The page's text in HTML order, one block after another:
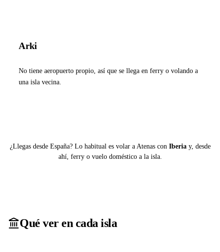
Arki
No tiene aeropuerto propio, así que se llega en ferry o volando a
una isla vecina.
¿Llegas desde España? Lo habitual es volar a Atenas con Iberiay, desde
ahí, ferry o vuelo doméstico a la isla.
Qué ver en cada isla